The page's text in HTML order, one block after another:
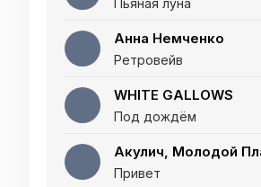
Пьяная луна
Анна Немченко
Ретровейв
WHITE GALLOWS
Под дождём
Привет